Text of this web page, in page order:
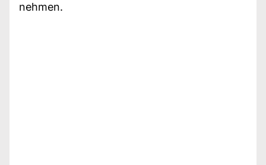
nehmen.